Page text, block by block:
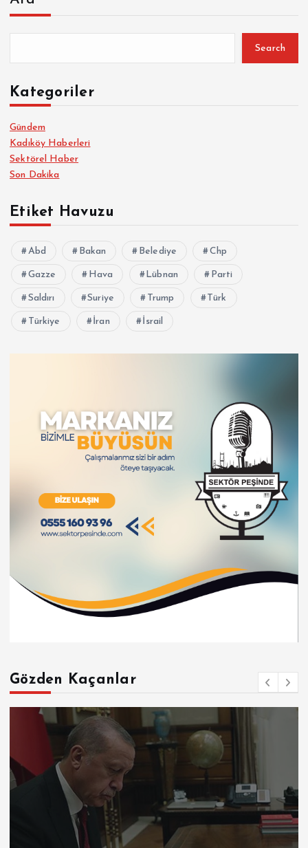
Search
Kategoriler
Gündem
Kadıköy Haberleri
Sektörel Haber
Son Dakika
Etiket Havuzu
Abd Bakan Belediye Chp
Gazze Hava Lübnan Parti
Saldırı Suriye Trump Türk
Türkiye İran İsrail
Gözden Kaçanlar